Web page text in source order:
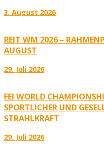
3. August 2026
REIT WM 2026 –
AUGUST
29. Juli 2026
FEI WORLD
PORTLICHER UND
TRAHLKRAFT
29. Juli 2026